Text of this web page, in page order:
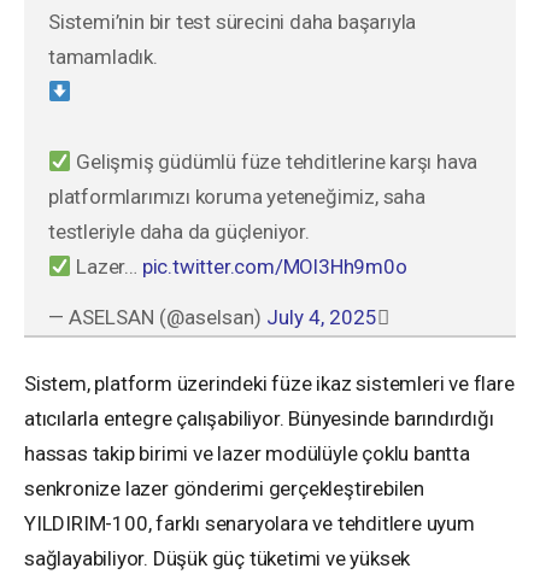
Sistemi’nin bir test sürecini daha başarıyla
tamamladık.
Gelişmiş güdümlü füze tehditlerine karşı hava
platformlarımızı koruma yeteneğimiz, saha
testleriyle daha da güçleniyor.
Lazer… pic.twitter.com/MOl3Hh9m0o
— ASELSAN (@aselsan) July 4, 2025
Sistem, platform üzerindeki füze ikaz sistemleri ve flare
atıcılarla entegre çalışabiliyor. Bünyesinde barındırdığı
hassas takip birimi ve lazer modülüyle çoklu bantta
senkronize lazer gönderimi gerçekleştirebilen
YILDIRIM-100, farklı senaryolara ve tehditlere uyum
sağlayabiliyor. Düşük güç tüketimi ve yüksek